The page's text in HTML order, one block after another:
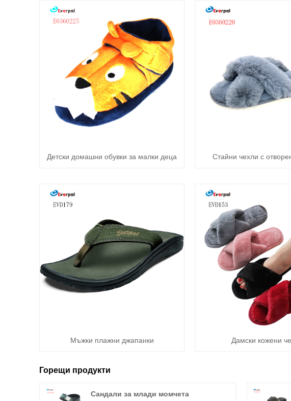
Детски домашни обувки за малки деца Стайни чехли с
Мъжки плажни джапанки Дамски кожени
Горещи продукти
Сандали за млади момчета